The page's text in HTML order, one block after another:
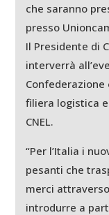
che saranno
presso
Il Presidente di
interverrà
filiera logistica
CNEL.
“Per l’Italia i
pesanti che
merci
introdurre a